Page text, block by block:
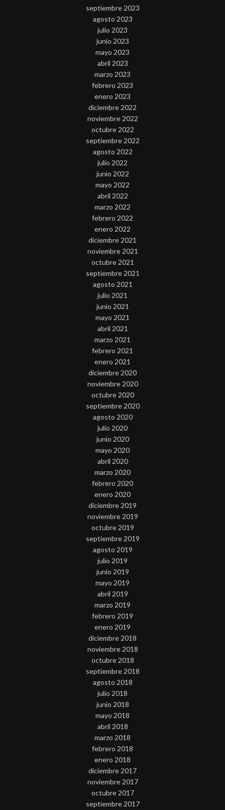
septiembre 2023
agosto 2023
julio 2023
junio 2023
mayo 2023
abril 2023
marzo 2023
febrero 2023
enero 2023
diciembre 2022
noviembre 2022
octubre 2022
septiembre 2022
agosto 2022
julio 2022
junio 2022
mayo 2022
abril 2022
marzo 2022
febrero 2022
enero 2022
diciembre 2021
noviembre 2021
octubre 2021
septiembre 2021
agosto 2021
julio 2021
junio 2021
mayo 2021
abril 2021
marzo 2021
febrero 2021
enero 2021
diciembre 2020
noviembre 2020
octubre 2020
septiembre 2020
agosto 2020
julio 2020
junio 2020
mayo 2020
abril 2020
marzo 2020
febrero 2020
enero 2020
diciembre 2019
noviembre 2019
octubre 2019
septiembre 2019
agosto 2019
julio 2019
junio 2019
mayo 2019
abril 2019
marzo 2019
febrero 2019
enero 2019
diciembre 2018
noviembre 2018
octubre 2018
septiembre 2018
agosto 2018
julio 2018
junio 2018
mayo 2018
abril 2018
marzo 2018
febrero 2018
enero 2018
diciembre 2017
noviembre 2017
octubre 2017
septiembre 2017